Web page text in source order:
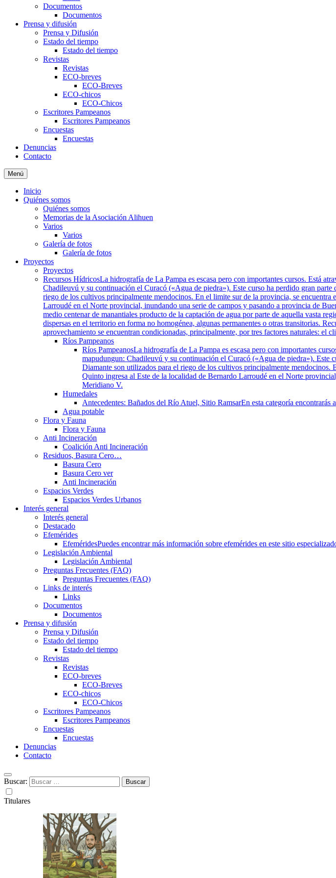
Documentos
Documentos
Prensa y difusión
Prensa y Difusión
Estado del tiempo
Estado del tiempo
Revistas
Revistas
ECO-breves
ECO-Breves
ECO-chicos
ECO-Chicos
Escritores Pampeanos
Escritores Pampeanos
Encuestas
Encuestas
Denuncias
Contacto
Menú
Inicio
Quiénes somos
Quiénes somos
Memorias de la Asociación Alihuen
Varios
Varios
Galería de fotos
Galería de fotos
Proyectos
Proyectos
Recursos HídricosLa hidrografía de La Pampa es escasa pero con importantes cursos. Está
Chadileuvú y su continuación el Curacó («Agua de piedra»). Este curso ha perdido gran
riego de los cultivos principalmente mendocinos. En el limite sur de la provincia, se
Larroudé en el Norte provincial, inundando una serie de campos y pasando a provincia de
medio centenar de manantiales producto de la captación de agua por parte de aquella vasta
dispersas en el territorio en forma no homogénea, algunas permanentes o otras transitorias.
aprovechamiento se encuentran condicionadas, principalmente, por tres factores naturales:
Ríos Pampeanos
Ríos PampeanosLa hidrografía de La Pampa es escasa pero con importantes
mapudungun: Chadileuvú y su continuación el Curacó («Agua de piedra»). Este
Diamante son utilizados para el riego de los cultivos principalmente
Quinto ingresa al Este de la localidad de Bernardo Larroudé en el Norte
Meridiano V.
Humedales
Antecedentes: Bañados del Río Atuel, Sitio RamsarEn esta categoría encontrarás
Agua potable
Flora y Fauna
Flora y Fauna
Anti Incineración
Coalición Anti Incineración
Residuos, Basura Cero…
Basura Cero
Basura Cero ver
Anti Incineración
Espacios Verdes
Espacios Verdes Urbanos
Interés general
Interés general
Destacado
Efemérides
EfeméridesPuedes encontrar más información sobre efemérides en este sitio
Legislación Ambiental
Legislación Ambiental
Preguntas Frecuentes (FAQ)
Preguntas Frecuentes (FAQ)
Links de interés
Links
Documentos
Documentos
Prensa y difusión
Prensa y Difusión
Estado del tiempo
Estado del tiempo
Revistas
Revistas
ECO-breves
ECO-Breves
ECO-chicos
ECO-Chicos
Escritores Pampeanos
Escritores Pampeanos
Encuestas
Encuestas
Denuncias
Contacto
Buscar:
Titulares